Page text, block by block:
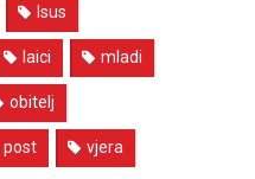
Isus
laici mladi
obitelj
post vjera